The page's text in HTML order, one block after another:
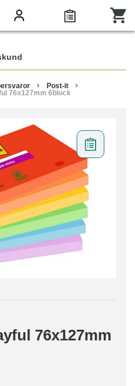
Post-it
76x127mm 6block
76x127mm